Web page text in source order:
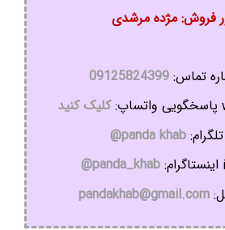
فروش: مژده مرشدی
تماس: 09125824399
پاسخگویی واتساپ:کلیک کنید
تلگرام: panda khab@
اینستاگرام: panda_khab@
pandakhab@gmail.com